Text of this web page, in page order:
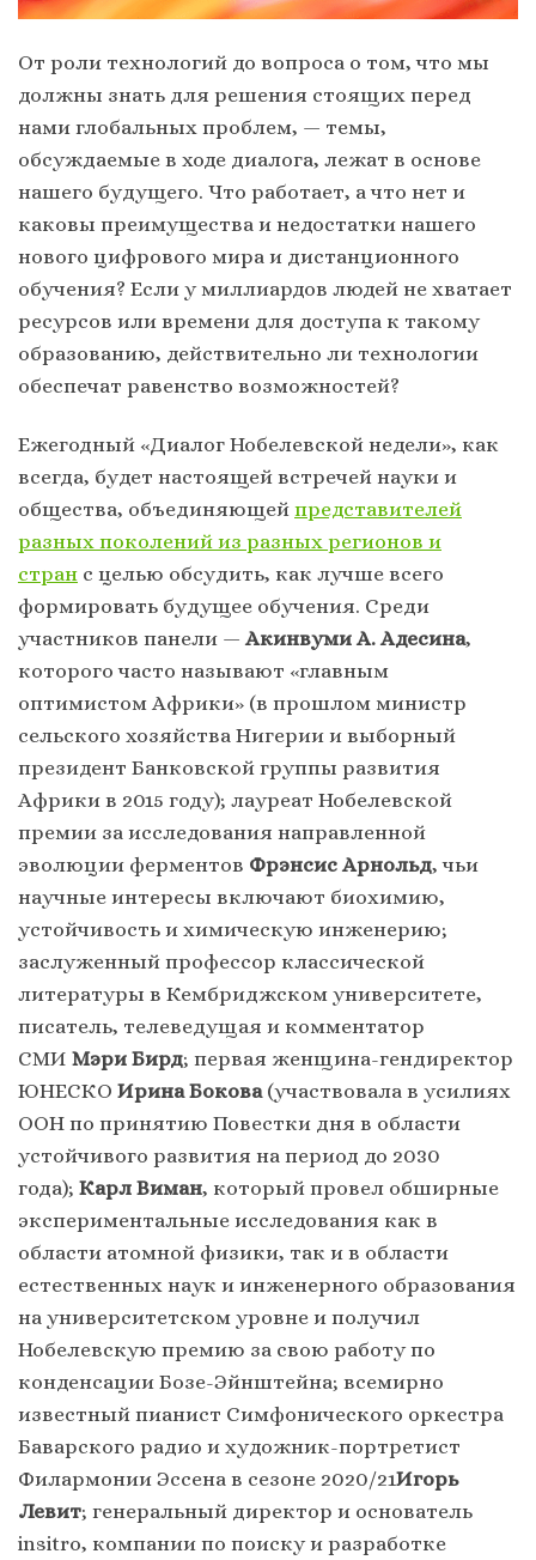
От роли технологий до вопроса о том, что мы
должны знать для решения стоящих перед
нами глобальных проблем, — темы,
обсуждаемые в ходе диалога, лежат в основе
нашего будущего. Что работает, а что нет и
каковы преимущества и недостатки нашего
нового цифрового мира и дистанционного
обучения? Если у миллиардов людей не хватает
ресурсов или времени для доступа к такому
образованию, действительно ли технологии
обеспечат равенство возможностей?
Ежегодный «Диалог Нобелевской недели», как
всегда, будет настоящей встречей науки и
общества, объединяющей представителей
разных поколений из разных регионов и
стран с целью обсудить, как лучше всего
формировать будущее обучения. Среди
участников панели — Акинвуми А. Адесина,
которого часто называют «главным
оптимистом Африки» (в прошлом министр
сельского хозяйства Нигерии и выборный
президент Банковской группы развития
Африки в 2015 году); лауреат Нобелевской
премии за исследования направленной
эволюции ферментов Фрэнсис Арнольд, чьи
научные интересы включают биохимию,
устойчивость и химическую инженерию;
заслуженный профессор классической
литературы в Кембриджском университете,
писатель, телеведущая и комментатор
СМИ Мэри Бирд; первая женщина-гендиректор
ЮНЕСКО Ирина Бокова(участвовала в усилиях
ООН по принятию Повестки дня в области
устойчивого развития на период до 2030
года); Карл Виман, который провел обширные
экспериментальные исследования как в
области атомной физики, так и в области
естественных наук и инженерного образования
на университетском уровне и получил
Нобелевскую премию за свою работу по
конденсации Бозе-Эйнштейна; всемирно
известный пианист Симфонического оркестра
Баварского радио и художник-портретист
Филармонии Эссена в сезоне 2020/21Игорь
Левит; генеральный директор и основатель
insitro, компании по поиску и разработке